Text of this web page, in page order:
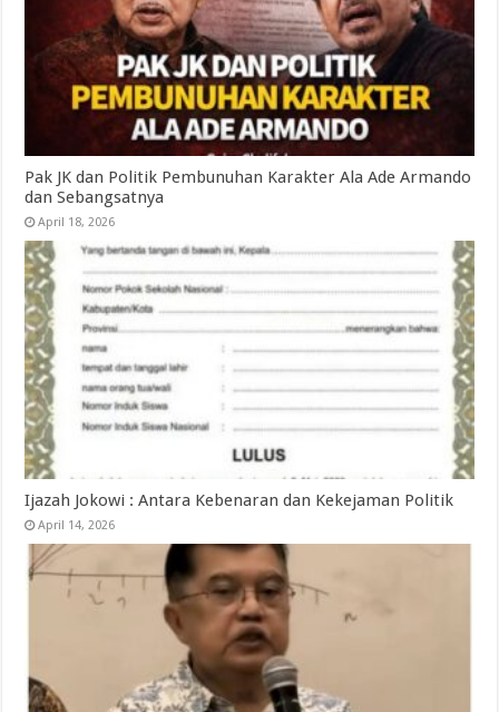
Pak JK dan Politik Pembunuhan Karakter Ala Ade Armando
dan Sebangsatnya
April 18, 2026
Ijazah Jokowi : Antara Kebenaran dan Kekejaman Politik
April 14, 2026